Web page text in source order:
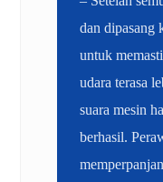
dan dipasang
untuk
udara terasa
suara mesin
berhasil.